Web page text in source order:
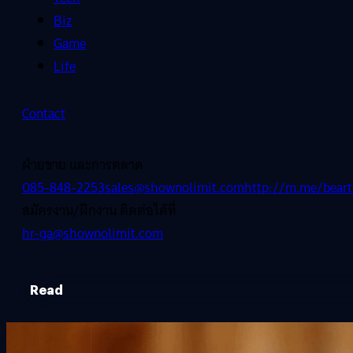
Biz
Game
Life
Contact
ฝ่ายขาย และการตลาด
085-848-2253sales@shownolimit.comhttp://m.me/
สมัครงาน/ฝึกงาน ติดต่อได้ที่
hr-ga@shownolimit.com
Read